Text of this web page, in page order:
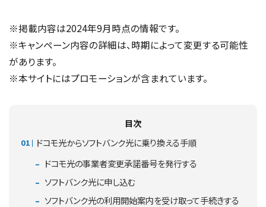
※掲載内容は2024年9月時点の情報です。
※キャンペーン内容の詳細は、時期によって変更する可能性
があります。
※本サイトにはプロモーションが含まれています。
目次
ドコモ光からソフトバンク光に乗り換える手順
ドコモ光の事業者変更承諾番号を発行する
ソフトバンク光に申し込む
ソフトバンク光の利用開始案内を受け取って手続きする